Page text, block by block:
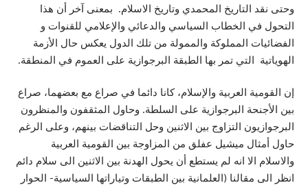
وحتى نقد التاريخ المحمدي وتاريخ الاسلام. بمعنى آخر أن هذا
التحول في الخطاب السياسي والدعائي والإعلامي للقنوات و
الفضائيات المملوكة والممولة من تلك الدول يعكس حال الأزمة
الهوياتية التي تمر بها الطبقة البرجوازية على العموم في المنطقة.
إن القومية العربية والإسلام، كانا دائما في صراع مع بعضهما، صراع
بين الأجنحة البرجوازية على السلطة. وحاول المثقفون والمنظرون
البرجوازيون التزاوج بين الاثنين وحل التناقضات بينهم، وعلى الرغم
حاول أمثال ميشيل عفلق من المزاوجة بين القومية العربية
والاسلام الا انه لم يستطع أن يحول الهدنة بين الاثنين الى سلام دائم
انظر الى مقالنا (العلمانية بين الطبقات وتياراتها السياسية- الحوار